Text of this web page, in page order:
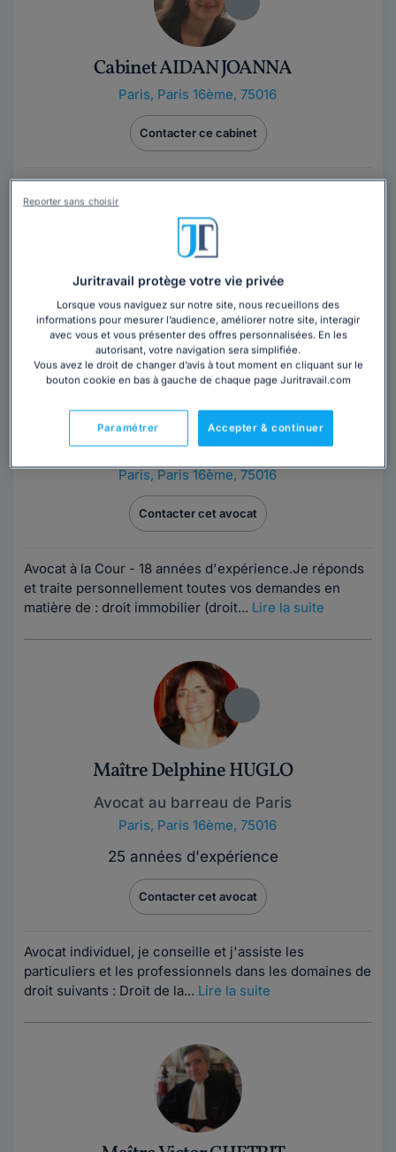
Cabinet AIDAN JOANNA
Paris, Paris 16ème, 75016
Contacter ce cabinet
tiens à votre disposition pour vous conseiller, vous
assister et vous représenter.
Maître Yael BRAMI-CREHANGE
Avocat au barreau d'Agen
Paris,Paris 16ème, 75016
Contacter cet avocat
Avocat à la Cour - 18 années d'expérience.Je réponds
et traite personnellement toutes vos demandes en
matière de : droit immobilier (droit... Lire la suite
Maître Delphine HUGLO
Avocat au barreau de Paris
Paris, Paris 16ème, 75016
25 années d'expérience
Contacter cet avocat
Avocat individuel, je conseille et j'assiste les
particuliers et les professionnels dans les domaines de
droit suivants : Droit de la... Lire la suite
Juritravail protège votre vie privée
Lorsque vous naviguez sur notre site, nous recueillons des
informations pour mesurer l’audience, améliorer notre site, interagir
avec vous et vous présenter des offres personnalisées. En les
autorisant, votre navigation sera simplifiée.
Vous avez le droit de changer d’avis à tout moment en cliquant sur le
bouton cookie en bas à gauche de chaque page Juritravail.com
Accepter & continuer
Paramétrer
Reporter sans choisir